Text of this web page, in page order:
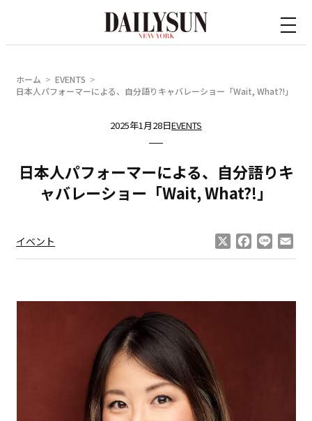
ホーム
EVENTS
日本人パフォーマーによる、自分語りキャバレーショー「Wait, What?!」
2025年1月28日EVENTS
日本人パフォーマーによる、自分語りキ
ャバレーショー「Wait, What?!」
イベント Facebook
Line